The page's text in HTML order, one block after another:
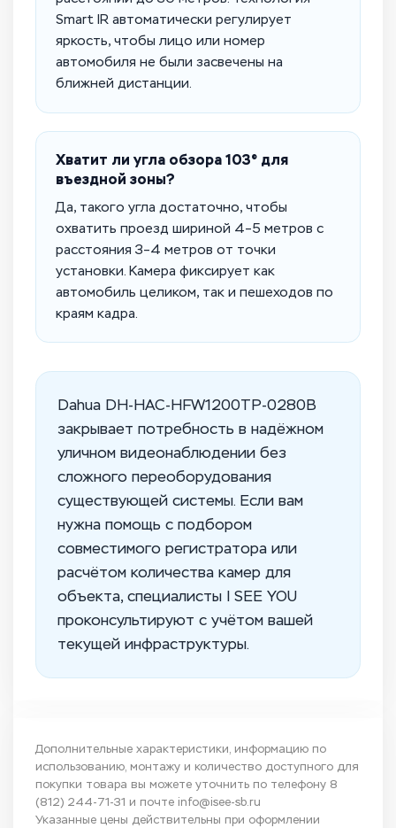
Smart IR автоматически регулирует
яркость, чтобы лицо или номер
автомобиля не были засвечены на
ближней дистанции.
Хватит ли угла обзора 103° для
въездной зоны?
Да, такого угла достаточно, чтобы
охватить проезд шириной 4–5 метров с
расстояния 3–4 метров от точки
установки. Камера фиксирует как
автомобиль целиком, так и пешеходов по
краям кадра.
Dahua DH-HAC-HFW1200TP-0280B
закрывает потребность в надёжном
уличном видеонаблюдении без
сложного переоборудования
существующей системы. Если вам
нужна помощь с подбором
совместимого регистратора или
расчётом количества камер для
объекта, специалисты I SEE YOU
проконсультируют с учётом вашей
текущей инфраструктуры.
Дополнительные характеристики, информацию по
использованию, монтажу и количество доступного для
покупки товара вы можете уточнить по телефону 8
(812) 244-71-31 и почте info@isee-sb.ru
Указанные цены действительны при оформлении